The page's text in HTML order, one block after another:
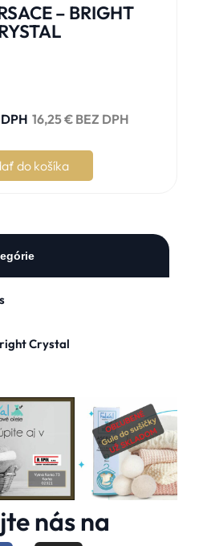
Crystal
– BRIGHT
16,25€BEZ DPH
do košíka
nás na